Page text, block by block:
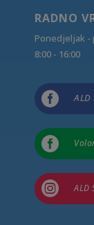
RADNO
Ponedjeljak -
8:00 - 16:00
 ALD

 ALD